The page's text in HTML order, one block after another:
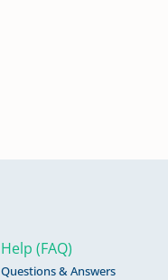
Help (FAQ)
Questions & Answers